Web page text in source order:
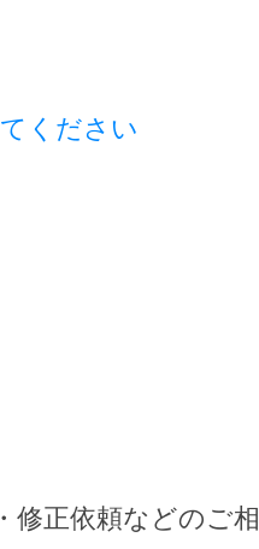
ください
修正依頼などのご相